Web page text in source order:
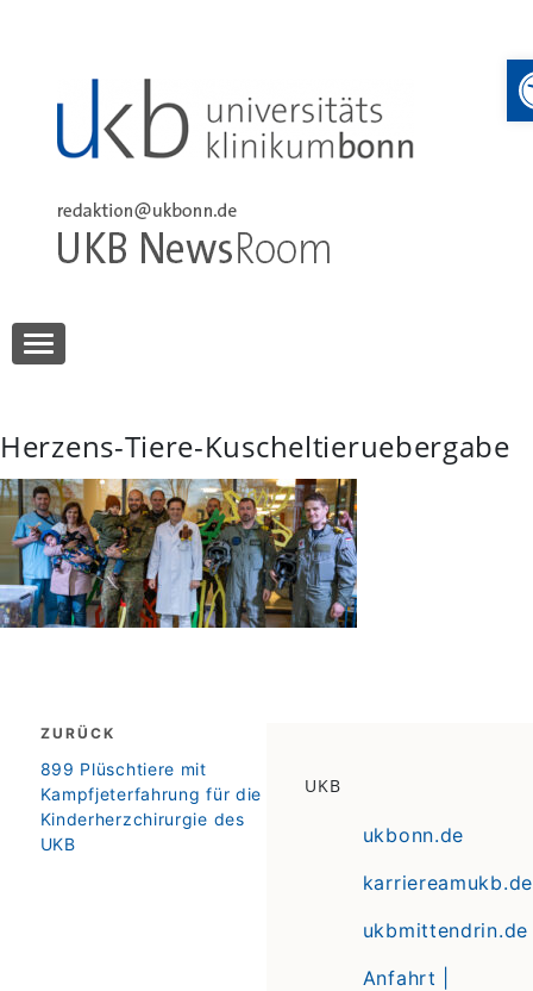
UKB NewsRoom
Herzens-Tiere-Kuscheltieruebergabe
Beitragsnavigation
ZURÜCK
zurück
899 Plüschtiere mit
Kampfjeterfahrung für die
Kinderherzchirurgie des
UKB
UKB
ukbonn.de
karriereamukb.de
ukbmittendrin.de
Anfahrt |